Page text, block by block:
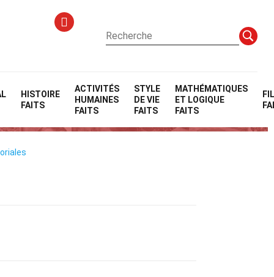
HISTOIRE
FAITS
ACTIVITÉS
HUMAINES
FAITS
STYLE
DE VIE
FAITS
MATHÉMATIQUES
ET LOGIQUE
FAITS